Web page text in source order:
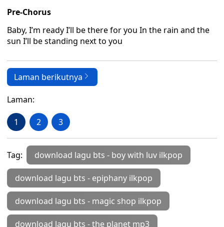
Pre-Chorus
Baby, I’m ready I’ll be there for you In the rain and the
sun I’ll be standing next to you
Laman berikutnya
Laman:
1 2 3
Tag: download lagu bts - boy with luv ilkpop
download lagu bts - epiphany ilkpop
download lagu bts - magic shop ilkpop
download lagu bts - the planet mp3